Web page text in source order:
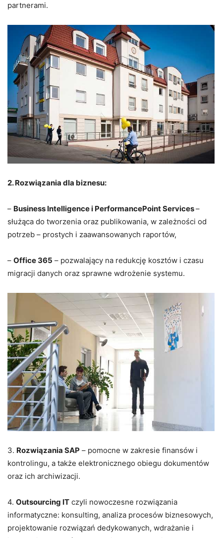
partnerami.
2. Rozwiązania dla biznesu:
– Business Intelligence i PerformancePoint Services–
służąca do tworzenia oraz publikowania, w zależności od
potrzeb – prostych i zaawansowanych raportów,
– Office 365 – pozwalający na redukcję kosztów i czasu
migracji danych oraz sprawne wdrożenie systemu.
3. Rozwiązania SAP – pomocne w zakresie finansów i
kontrolingu, a także elektronicznego obiegu dokumentów
oraz ich archiwizacji.
4. Outsourcing IT czyli nowoczesne rozwiązania
informatyczne: konsulting, analiza procesów biznesowych,
projektowanie rozwiązań dedykowanych, wdrażanie i